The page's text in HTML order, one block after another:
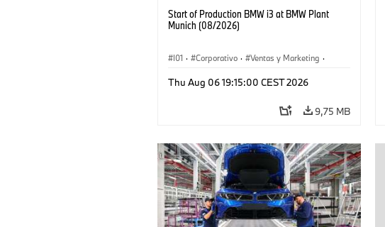
Start of Production BMW i3 at BMW Plant
Munich (08/2026)
I01 · Corporativo · Ventas y Marketing ·
Thu Aug 06 19:15:00 CEST 2026
9,75 MB